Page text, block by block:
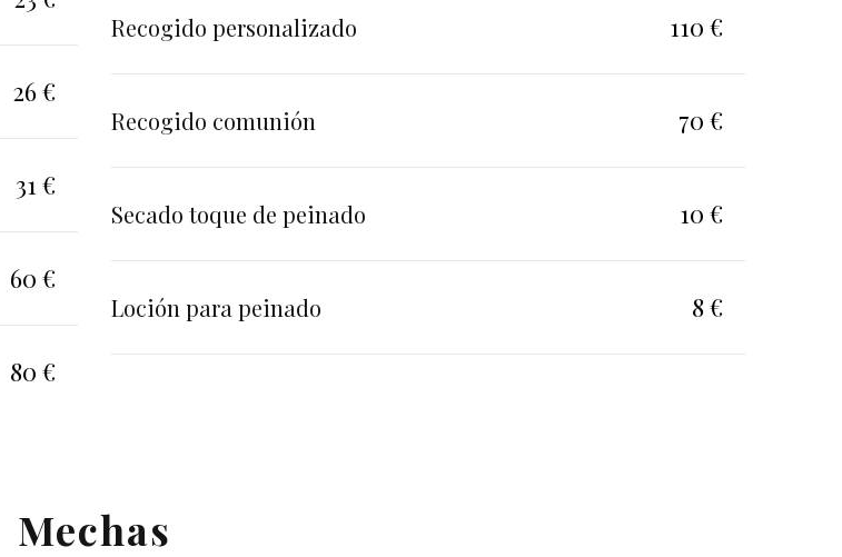
26 €
31 €
60 €
80 €
Recogido personalizado 110 €
Recogido comunión 70 €
Secado toque de peinado 10 €
Loción para peinado 8 €
Mechas